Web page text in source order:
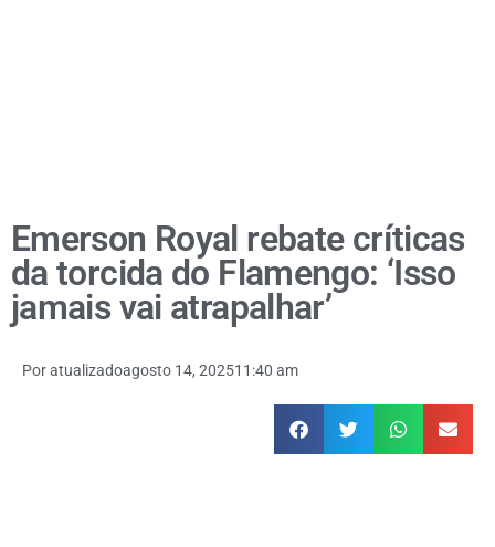
Emerson Royal rebate críticas
da torcida do Flamengo: ‘Isso
jamais vai atrapalhar’
Poratualizadoagosto 14, 202511:40 am